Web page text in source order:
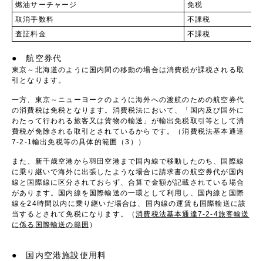
燃油サーチャージ
免税
取消手数料
不課税
査証料金
不課税
● 航空券代
東京～北海道のように国内間の移動の場合は消費税が課税される取
引となります。
一方、東京～ニューヨークのように海外への渡航のための航空券代
の消費税は免税となります。消費税法において、「国内及び国外に
わたって行われる旅客又は貨物の輸送」が輸出免税取引等として消
費税が免除される取引とされているからです。（消費税法基本通達
7-2-1輸出免税等の具体的範囲（3））
また、新千歳空港から羽田空港まで国内線で移動したのち、国際線
に乗り継いで海外に出張したような場合に請求書の航空券代が国内
線と国際線に区分されておらず、合算で金額が記載されている場合
があります。国内線を国際輸送の一環として利用し、国内線と国際
線を24時間以内に乗り継いだ場合は、国内線の運賃も国際輸送に該
当するとされて免税になります。（消費税法基本通達7-2-4旅客輸送
に係る国際輸送の範囲 ）
● 国内空港施設使用料